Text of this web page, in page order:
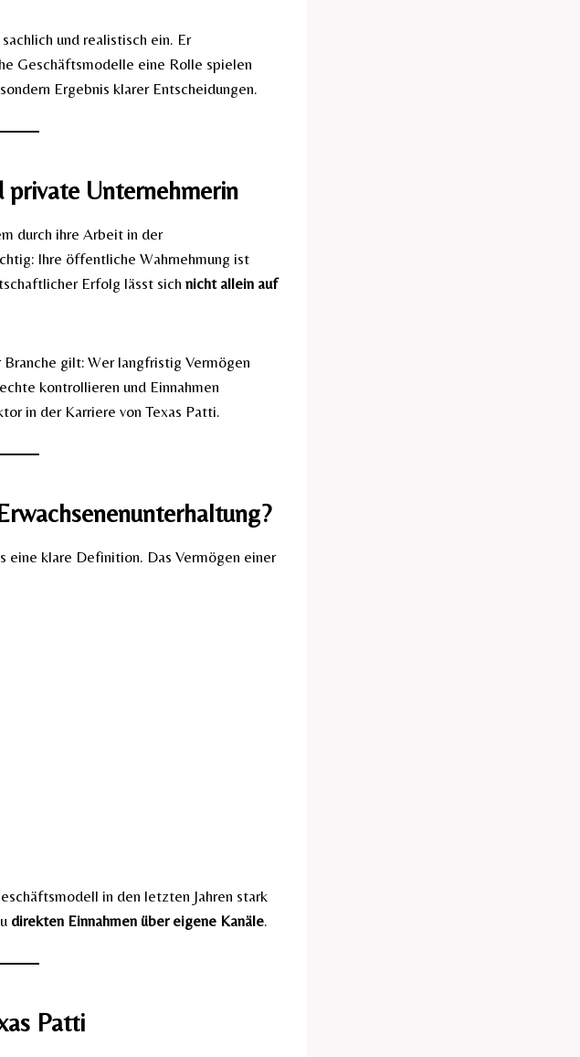
sachlich und realistisch ein. Er
Geschäftsmodelle eine Rolle spielen
Ergebnis klarer Entscheidungen.
Unternehmerin
durch ihre Arbeit in der
Ihre öffentliche Wahrnehmung ist
Erfolg lässt sich nicht allein auf
gilt: Wer langfristig Vermögen
kontrollieren und Einnahmen
in der Karriere von Texas Patti.
eine klare Definition. Das Vermögen einer
in den letzten Jahren stark
direkten Einnahmen über eigene Kanäle.
Patti